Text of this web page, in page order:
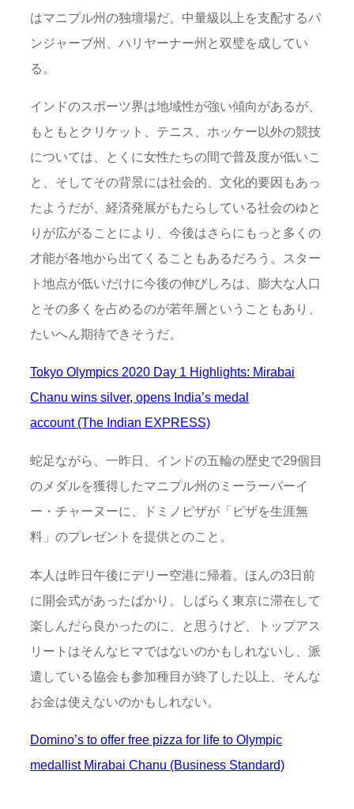
はマニプル州の独壇場だ。中量級以上を支配するパ
ンジャーブ州、ハリヤーナー州と双璧を成してい
る。
インドのスポーツ界は地域性が強い傾向があるが、
もともとクリケット、テニス、ホッケー以外の競技
については、とくに女性たちの間で普及度が低いこ
と、そしてその背景には社会的、文化的要因もあっ
たようだが、経済発展がもたらしている社会のゆと
りが広がることにより、今後はさらにもっと多くの
才能が各地から出てくることもあるだろう。スター
ト地点が低いだけに今後の伸びしろは、膨大な人口
とその多くを占めるのが若年層ということもあり、
たいへん期待できそうだ。
Tokyo Olympics 2020 Day 1 Highlights: Mirabai
Chanu wins silver, opens India’s medal
account (The Indian EXPRESS)
蛇足ながら、一昨日、インドの五輪の歴史で29個目
のメダルを獲得したマニプル州のミーラーパーイ
ー・チャーヌーに、ドミノピザが「ピザを生涯無
料」のプレゼントを提供とのこと。
本人は昨日午後にデリー空港に帰着。ほんの3日前
に開会式があったばかり。しばらく東京に滞在して
楽しんだら良かったのに、と思うけど、トップアス
リートはそんなヒマではないのかもしれないし、派
遣している協会も参加種目が終了した以上、そんな
お金は使えないのかもしれない。
Domino’s to offer free pizza for life to Olympic
medallist Mirabai Chanu (Business Standard)